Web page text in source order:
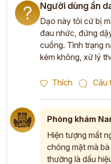
? Người dùng ẩn
Dạo này tôi cứ bị
đau nhức, đứng
cuồng. Tình trạng
kém không, xử lý
Thích Câu
Phòng khám
Hiện tượng mất
chóng mặt mà
thường là dấu